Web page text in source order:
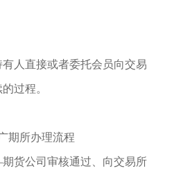
人直接或者委托会员向交易
过程。
期所办理流程
货公司审核通过、向交易所